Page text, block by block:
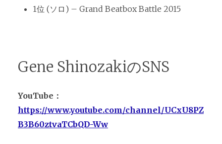
1位 (ソロ) – Grand Beatbox Battle 2015
Gene ShinozakiのSNS
YouTube：
https://www.youtube.com/channel/UCxU8PZ
B3B60ztvaTCbQD-Ww